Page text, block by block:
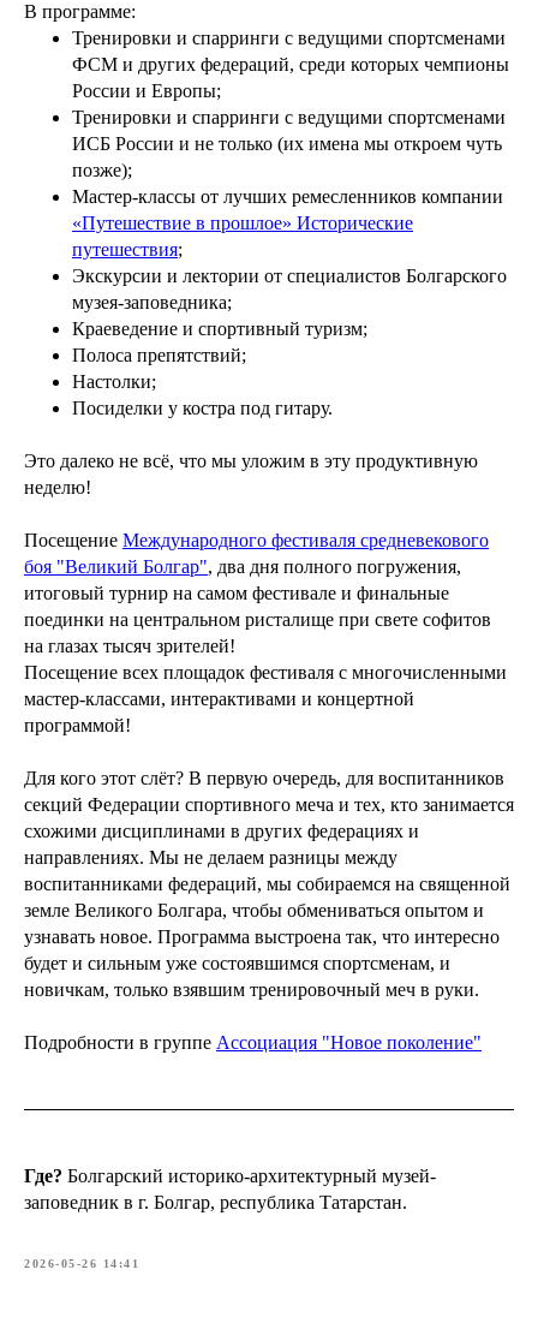
В программе:
Тренировки и спарринги с ведущими спортсменами
ФСМ и других федераций, среди которых чемпионы
России и Европы;
Тренировки и спарринги с ведущими спортсменами
ИСБ России и не только (их имена мы откроем чуть
позже);
Мастер-классы от лучших ремесленников компании
«Путешествие в прошлое» Исторические
путешествия;
Экскурсии и лектории от специалистов Болгарского
музея-заповедника;
Краеведение и спортивный туризм;
Полоса препятствий;
Настолки;
Посиделки у костра под гитару.
Это далеко не всё, что мы уложим в эту продуктивную
неделю!
Посещение Mеждународного фестиваля средневекового
боя "Великий Болгар", два дня полного погружения,
итоговый турнир на самом фестивале и финальные
поединки на центральном ристалище при свете софитов
на глазах тысяч зрителей!
Посещение всех площадок фестиваля с многочисленными
мастер-классами, интерактивами и концертной
программой!
Для кого этот слёт? В первую очередь, для воспитанников
секций Федерации спортивного меча и тех, кто занимается
схожими дисциплинами в других федерациях и
направлениях. Мы не делаем разницы между
воспитанниками федераций, мы собираемся на священной
земле Великого Болгара, чтобы обмениваться опытом и
узнавать новое. Программа выстроена так, что интересно
будет и сильным уже состоявшимся спортсменам, и
новичкам, только взявшим тренировочный меч в руки.
Подробности в группе Ассоциация "Новое поколение"
Где? Болгарский историко-архитектурный музей-
заповедник в г. Болгар, республика Татарстан.
2026-05-26 14:41